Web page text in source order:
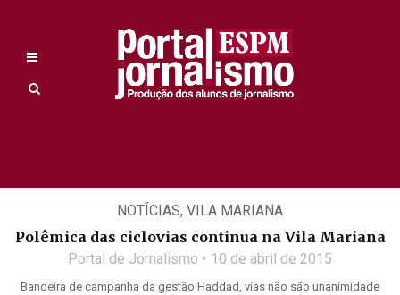
NOTÍCIAS, VILA MARIANA
Polêmica das ciclovias continua na Vila Mariana
Portal de Jornalismo 10 de abril de 2015
Bandeira de campanha da gestão Haddad, vias não são unanimidade